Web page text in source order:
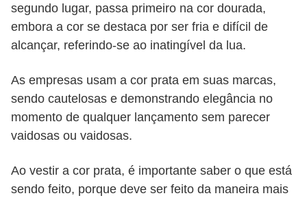
segundo lugar, passa primeiro na cor dourada,
embora a cor se destaca por ser fria e difícil de
alcançar, referindo-se ao inatingível da lua.
As empresas usam a cor prata em suas marcas,
sendo cautelosas e demonstrando elegância no
momento de qualquer lançamento sem parecer
vaidosas ou vaidosas.
Ao vestir a cor prata, é importante saber o que está
sendo feito, porque deve ser feito da maneira mais